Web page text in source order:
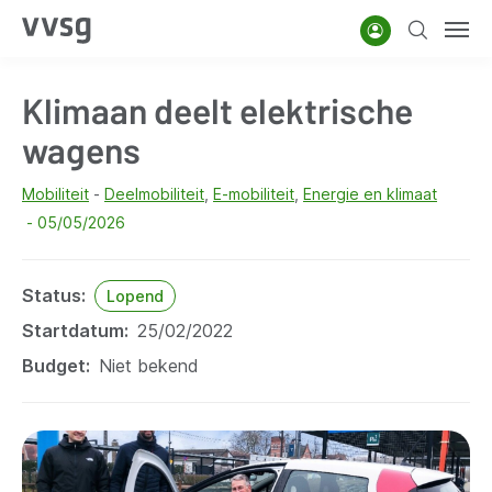
Overslaan
gaan
AccountZoeken
Klimaan deelt elektrische
wagens
Mobiliteit Deelmobiliteit E-mobiliteit Energie en klimaat
05/05/2026
Status Lopend
Startdatum
25/02/2022
Budget
Niet bekend